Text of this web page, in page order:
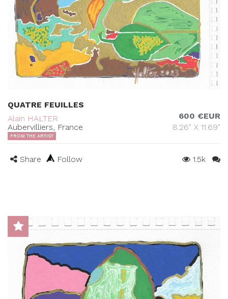
QUATRE FEUILLES
Alain HALTER
Aubervilliers, France
600 €EUR
8.26" X 11.69"
FROM THE ARTIST
Share Follow 1.5k